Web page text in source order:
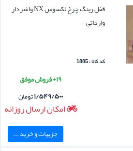
قفل رینگ چرخ لکسوس NX واشردار
وارداتی
کد کالا : 1885
۱۹+ فروش موفق
۱/۵۴۹/۵۰۰تومان
امکان ارسال روزانه
جزییات و خرید ...